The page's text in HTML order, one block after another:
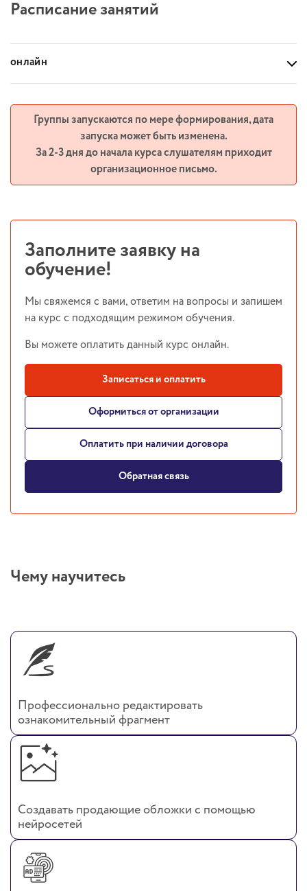
Расписание занятий
онлайн
Группы запускаются по мере формирования, дата
запуска может быть изменена.
За 2-3 дня до начала курса слушателям приходит
организационное письмо.
Заполните заявку на
обучение!
Мы свяжемся с вами, ответим на вопросы и запишем
на курс с подходящим режимом обучения.
Вы можете оплатить данный курс онлайн.
Записаться и оплатить
Оформиться от организации
Оплатить при наличии договора
Обратная связь
Чему научитесь
Профессионально редактировать
ознакомительный фрагмент
Создавать продающие обложки с помощью
нейросетей